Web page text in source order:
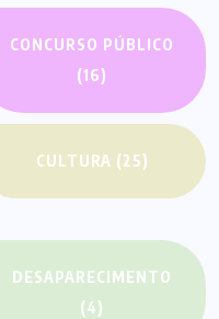
CONCURSO PÚBLICO
(16)
CULTURA (25)
DESAPARECIMENTO
(4)